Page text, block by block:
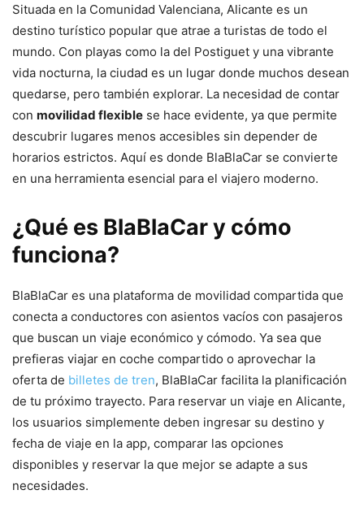
Situada en la Comunidad Valenciana, Alicante es un
destino turístico popular que atrae a turistas de todo el
mundo. Con playas como la del Postiguet y una vibrante
vida nocturna, la ciudad es un lugar donde muchos desean
quedarse, pero también explorar. La necesidad de contar
con movilidad flexible se hace evidente, ya que permite
descubrir lugares menos accesibles sin depender de
horarios estrictos. Aquí es donde BlaBlaCar se convierte
en una herramienta esencial para el viajero moderno.
¿Qué es BlaBlaCar y cómo
funciona?
BlaBlaCar es una plataforma de movilidad compartida que
conecta a conductores con asientos vacíos con pasajeros
que buscan un viaje económico y cómodo. Ya sea que
prefieras viajar en coche compartido o aprovechar la
oferta de billetes de tren, BlaBlaCar facilita la planificación
de tu próximo trayecto. Para reservar un viaje en Alicante,
los usuarios simplemente deben ingresar su destino y
fecha de viaje en la app, comparar las opciones
disponibles y reservar la que mejor se adapte a sus
necesidades.